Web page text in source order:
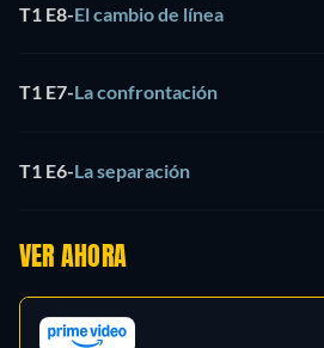
T1 E8-El cambio de línea
T1 E7-La confrontación
T1 E6-La separación
VER AHORA